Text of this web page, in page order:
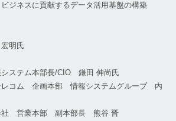
ビジネスに貢献するデータ活用基盤の構築
明氏
ステム本部長/CIO 鎌田 伸尚氏
レコム 企画本部 情報システムグループ 内
社 営業本部 副本部長 熊谷 晋